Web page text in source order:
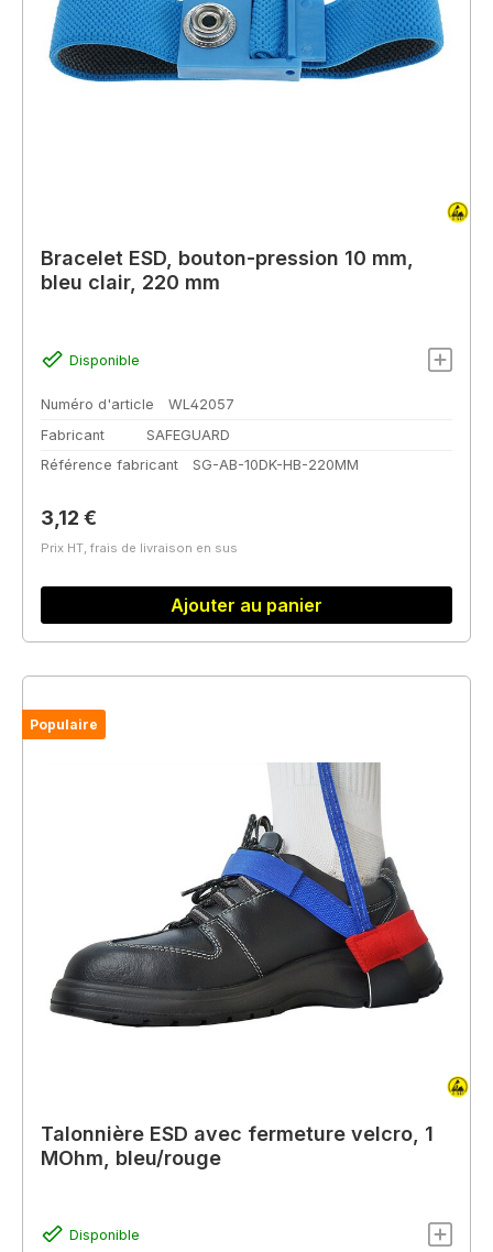
Bracelet ESD, bouton-pression 10 mm,
bleu clair, 220 mm
Disponible
Numéro d'article
WL42057
Fabricant
SAFEGUARD
Référence fabricant
SG-AB-10DK-HB-220MM
Prix régulier :
3,12 €
Prix HT, frais de livraison en sus
Ajouter au panier
Populaire
Talonnière ESD avec fermeture velcro, 1
MOhm, bleu/rouge
Disponible